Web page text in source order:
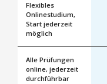
Flexibles
Onlinestudium,
Start jederzeit
möglich
Alle Prüfungen
online, jederzeit
durchführbar